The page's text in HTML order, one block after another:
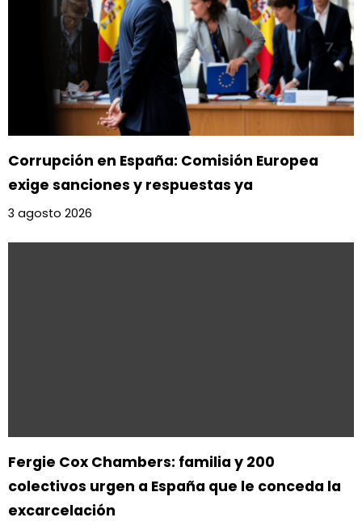
Corrupción en España: Comisión Europea
exige sanciones y respuestas ya
3 agosto 2026
Fergie Cox Chambers: familia y 200
colectivos urgen a España que le conceda la
excarcelación